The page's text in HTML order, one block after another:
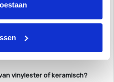
zwemcomfort en een lekker
zorgt verder voor minder
laag van 20mm.
vinylester of keramisch?